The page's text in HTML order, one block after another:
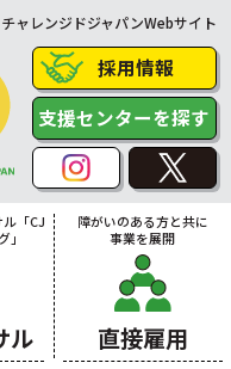
チャレンジドジャパンWebサイト
採用情報
支援センターを探す
「CJ
」
ル
障がいのある方と共に
事業を展開
直接雇用